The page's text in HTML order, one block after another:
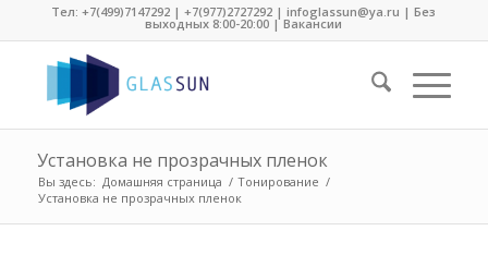
Тел:+7(499)7147292 |+7(977)2727292 | infoglassun@ya.ru | Без
выходных 8:00-20:00 |Вакансии
Установка не прозрачных пленок
Вы здесь: Домашняя страница / Тонирование /
Установка не прозрачных пленок